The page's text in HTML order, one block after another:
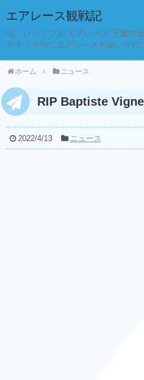
エアレース観戦記
旧「レッドブル エアレース 千葉大
をキッカケにエアレースを追いかけ
ホーム ニュース
RIP Baptiste
2022/4/13 ニュース